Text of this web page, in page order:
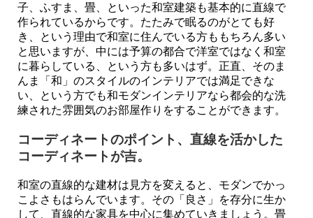
子、ふすま、畳、といった和室建築も基本的に直線で
作られているからです。たたみで眠るのがとても好
き、という理由で和室に住んでいる方ももちろん多い
と思いますが、中には予算の都合で洋室ではなく和室
に暮らしている、という方も多いはず。正直、そのま
んま「和」のスタイルのインテリアでは満足できな
い、という方でも和モダンインテリアなら都会的な洗
練された雰囲気のお部屋作りをすることができます。
コーディネートのポイント、直線を活かした
コーディネートが吉。
和室の直線的な建材は見方を変えると、モダンでかっ
こよさもはらんでいます。その「良さ」を存分に生か
して、直線的な家具を中心に集めていきましょう。畳